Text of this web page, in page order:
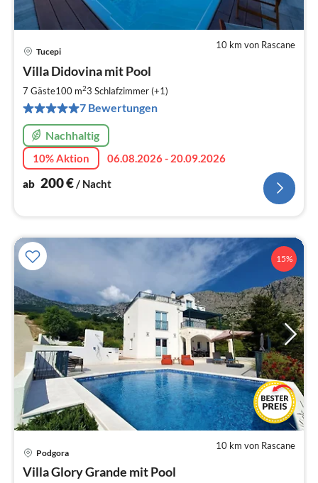
10 km von Rascane
Tucepi
Villa Didovina mit Pool
7 Gäste100 m23 Schlafzimmer (+1)
7 Bewertungen
Nachhaltig
10% Aktion
06.08.2026 - 20.09.2026
ab 200€/ Nacht
15%
10 km von Rascane
Podgora
Villa Glory Grande mit Pool